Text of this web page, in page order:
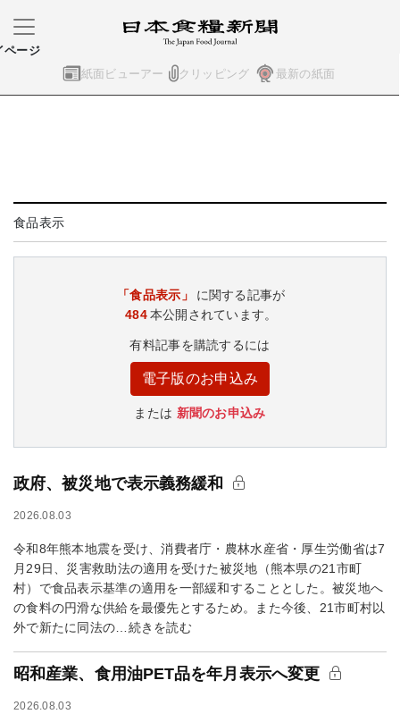
紙面ビューアー クリッピング 最新の紙面
ページ
食品表示
「食品表示」
に関する記事が
484本公開されています。
有料記事を購読するには
電子版のお申込み
または 新聞のお申込み
政府、被災地で表示義務緩和
2026.08.03
令和8年熊本地震を受け、消費者庁・農林水産省・厚生労働省は7
月29日、災害救助法の適用を受けた被災地（熊本県の21市町
村）で食品表示基準の適用を一部緩和することとした。被災地へ
の食料の円滑な供給を最優先とするため。また今後、21市町村以
外で新たに同法の…続きを読む
昭和産業、食用油PET品を年月表示へ変更
2026.08.03